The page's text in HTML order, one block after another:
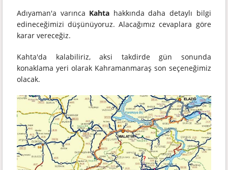
Adıyaman'a varınca Kahta hakkında daha detaylı bilgi
edineceğimizi düşünüyoruz. Alacağımız cevaplara göre
karar vereceğiz.
Kahta'da kalabiliriz, aksi takdirde gün sonunda
konaklama yeri olarak Kahramanmaraş son seçeneğimiz
olacak.